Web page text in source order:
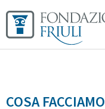
COSA FACCIAMO